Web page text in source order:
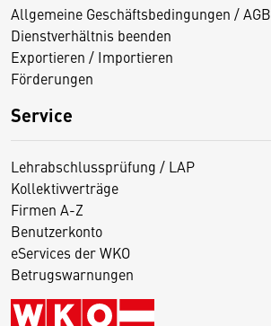
Allgemeine Geschäftsbedingungen / AGB
Dienstverhältnis beenden
Exportieren / Importieren
Förderungen
Service
Lehrabschlussprüfung / LAP
Kollektivverträge
Firmen A-Z
Benutzerkonto
eServices der WKO
Betrugswarnungen